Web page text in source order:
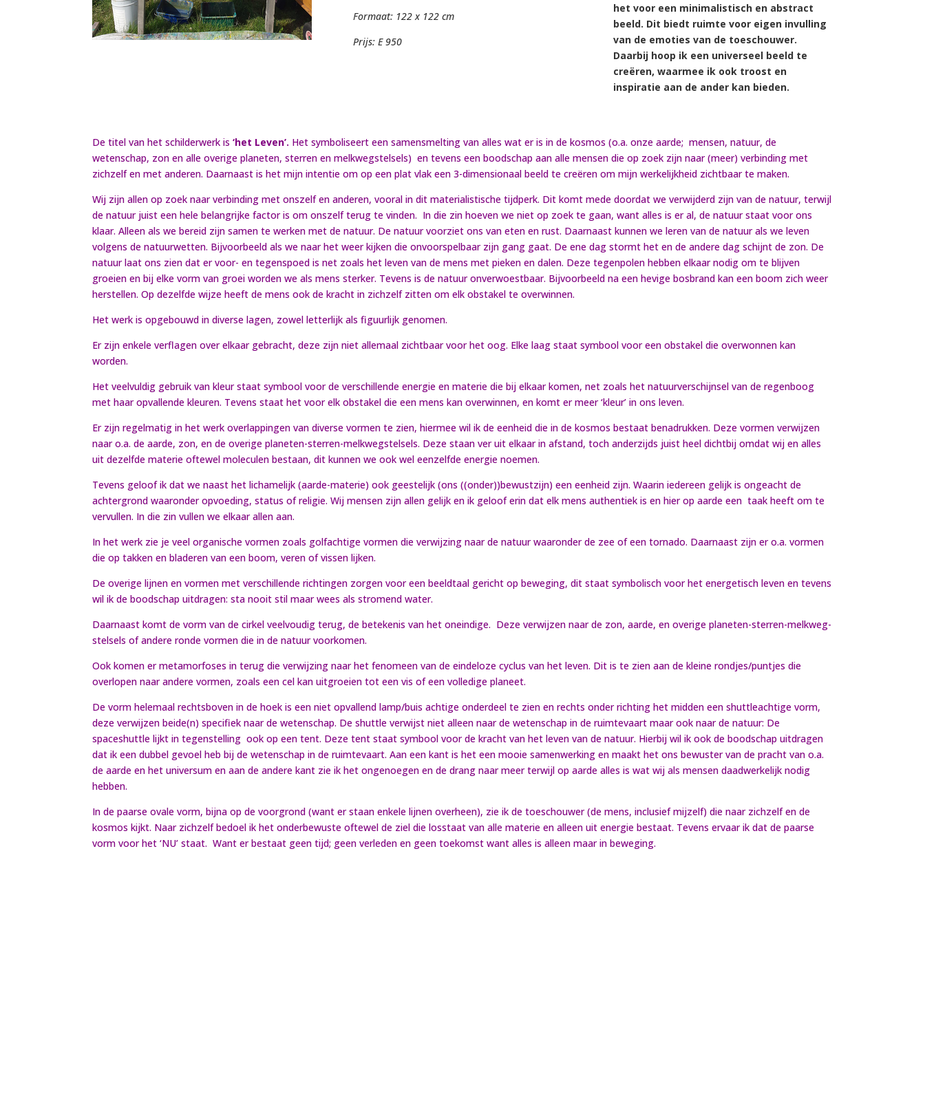
Formaat: 122 x 122 cm
Prijs: E 950
het voor een minimalistisch en abstract
beeld. Dit biedt ruimte voor eigen invulling
van de emoties van de toeschouwer.
Daarbij hoop ik een universeel beeld te
creëren, waarmee ik ook troost en
inspiratie aan de ander kan bieden.
De titel van het schilderwerk is‘het Leven’. Het symboliseert een samensmelting van alles wat er is in de kosmos (o.a. onze aarde; mensen, natuur, de
wetenschap, zon en alle overige planeten, sterren en melkwegstelsels) en tevens een boodschap aan alle mensen die op zoek zijn naar (meer) verbinding met
zichzelf en met anderen. Daarnaast is het mijn intentie om op een plat vlak een 3-dimensionaal beeld te creëren om mijn werkelijkheid zichtbaar te maken.
Wij zijn allen op zoek naar verbinding met onszelf en anderen, vooral in dit materialistische tijdperk. Dit komt mede doordat we verwijderd zijn van de natuur, terwijl
de natuur juist een hele belangrijke factor is om onszelf terug te vinden. In die zin hoeven we niet op zoek te gaan, want alles is er al, de natuur staat voor ons
klaar. Alleen als we bereid zijn samen te werken met de natuur. De natuur voorziet ons van eten en rust. Daarnaast kunnen we leren van de natuur als we leven
volgens de natuurwetten. Bijvoorbeeld als we naar het weer kijken die onvoorspelbaar zijn gang gaat. De ene dag stormt het en de andere dag schijnt de zon. De
natuur laat ons zien dat er voor- en tegenspoed is net zoals het leven van de mens met pieken en dalen. Deze tegenpolen hebben elkaar nodig om te blijven
groeien en bij elke vorm van groei worden we als mens sterker. Tevens is de natuur onverwoestbaar. Bijvoorbeeld na een hevige bosbrand kan een boom zich weer
herstellen. Op dezelfde wijze heeft de mens ook de kracht in zichzelf zitten om elk obstakel te overwinnen.
Het werk is opgebouwd in diverse lagen, zowel letterlijk als figuurlijk genomen.
Er zijn enkele verflagen over elkaar gebracht, deze zijn niet allemaal zichtbaar voor het oog. Elke laag staat symbool voor een obstakel die overwonnen kan
worden.
Het veelvuldig gebruik van kleur staat symbool voor de verschillende energie en materie die bij elkaar komen, net zoals het natuurverschijnsel van de regenboog
met haar opvallende kleuren. Tevens staat het voor elk obstakel die een mens kan overwinnen, en komt er meer ‘kleur’ in ons leven.
Er zijn regelmatig in het werk overlappingen van diverse vormen te zien, hiermee wil ik de eenheid die in de kosmos bestaat benadrukken. Deze vormen verwijzen
naar o.a. de aarde, zon, en de overige planeten-sterren-melkwegstelsels. Deze staan ver uit elkaar in afstand, toch anderzijds juist heel dichtbij omdat wij en alles
uit dezelfde materie oftewel moleculen bestaan, dit kunnen we ook wel eenzelfde energie noemen.
Tevens geloof ik dat we naast het lichamelijk (aarde-materie) ook geestelijk (ons ((onder))bewustzijn) een eenheid zijn. Waarin iedereen gelijk is ongeacht de
achtergrond waaronder opvoeding, status of religie. Wij mensen zijn allen gelijk en ik geloof erin dat elk mens authentiek is en hier op aarde een taak heeft om te
vervullen. In die zin vullen we elkaar allen aan.
In het werk zie je veel organische vormen zoals golfachtige vormen die verwijzing naar de natuur waaronder de zee of een tornado. Daarnaast zijn er o.a. vormen
die op takken en bladeren van een boom, veren of vissen lijken.
De overige lijnen en vormen met verschillende richtingen zorgen voor een beeldtaal gericht op beweging, dit staat symbolisch voor het energetisch leven en tevens
wil ik de boodschap uitdragen: sta nooit stil maar wees als stromend water.
Daarnaast komt de vorm van de cirkel veelvoudig terug, de betekenis van het oneindige. Deze verwijzen naar de zon, aarde, en overige planeten-sterren-melkweg-
stelsels of andere ronde vormen die in de natuur voorkomen.
Ook komen er metamorfoses in terug die verwijzing naar het fenomeen van de eindeloze cyclus van het leven. Dit is te zien aan de kleine rondjes/puntjes die
overlopen naar andere vormen, zoals een cel kan uitgroeien tot een vis of een volledige planeet.
De vorm helemaal rechtsboven in de hoek is een niet opvallend lamp/buis achtige onderdeel te zien en rechts onder richting het midden een shuttleachtige vorm,
deze verwijzen beide(n) specifiek naar de wetenschap. De shuttle verwijst niet alleen naar de wetenschap in de ruimtevaart maar ook naar de natuur: De
spaceshuttle lijkt in tegenstelling ook op een tent. Deze tent staat symbool voor de kracht van het leven van de natuur. Hierbij wil ik ook de boodschap uitdragen
dat ik een dubbel gevoel heb bij de wetenschap in de ruimtevaart. Aan een kant is het een mooie samenwerking en maakt het ons bewuster van de pracht van o.a.
de aarde en het universum en aan de andere kant zie ik het ongenoegen en de drang naar meer terwijl op aarde alles is wat wij als mensen daadwerkelijk nodig
hebben.
In de paarse ovale vorm, bijna op de voorgrond (want er staan enkele lijnen overheen), zie ik de toeschouwer (de mens, inclusief mijzelf) die naar zichzelf en de
kosmos kijkt. Naar zichzelf bedoel ik het onderbewuste oftewel de ziel die losstaat van alle materie en alleen uit energie bestaat. Tevens ervaar ik dat de paarse
vorm voor het ‘NU’ staat. Want er bestaat geen tijd; geen verleden en geen toekomst want alles is alleen maar in beweging.